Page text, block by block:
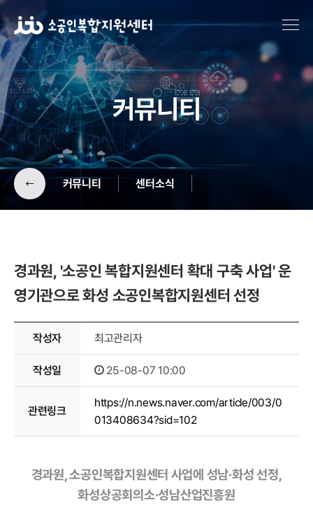
커뮤니티
커뮤니티 센터소식
센터소식
이달의
소공인
경과원, '소공인 복합지원센터 확대 구축 사업' 운
영기관으로 화성 소공인복합지원센터 선정
작성자 최고관리자
작성일 25-08-07 10:00
관련링크
https://n.news.naver.com/article/003/0
013408634?sid=102
경과원, 소공인복합지원센터 사업에 성남·화성 선정,
화성상공회의소·성남산업진흥원